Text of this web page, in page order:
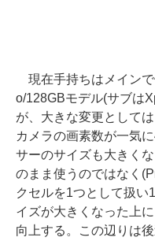
現在手持ちはメイン
o/128GBモデル(サブは
が、大きな変更として
カメラの画素数が一気
サーのサイズも大きく
のまま使うのではなく
クセルを1つとして扱い
イズが大きくなった上
向上する。この辺りは